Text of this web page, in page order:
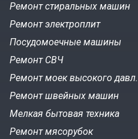
Ремонт стиральных машин
Ремонт электроплит
Посудомоечные машины
Ремонт СВЧ
Ремонт моек высокого давл.
Ремонт швейных машин
Мелкая бытовая техника
Ремонт мясорубок